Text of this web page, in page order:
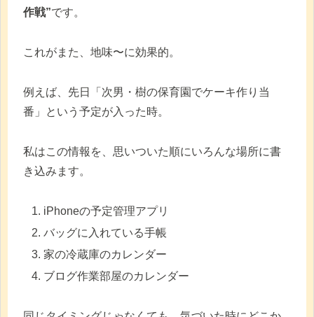
作戦”です。
これがまた、地味〜に効果的。
例えば、先日「次男・樹の保育園でケーキ作り当
番」という予定が入った時。
私はこの情報を、思いついた順にいろんな場所に書
き込みます。
iPhoneの予定管理アプリ
バッグに入れている手帳
家の冷蔵庫のカレンダー
ブログ作業部屋のカレンダー